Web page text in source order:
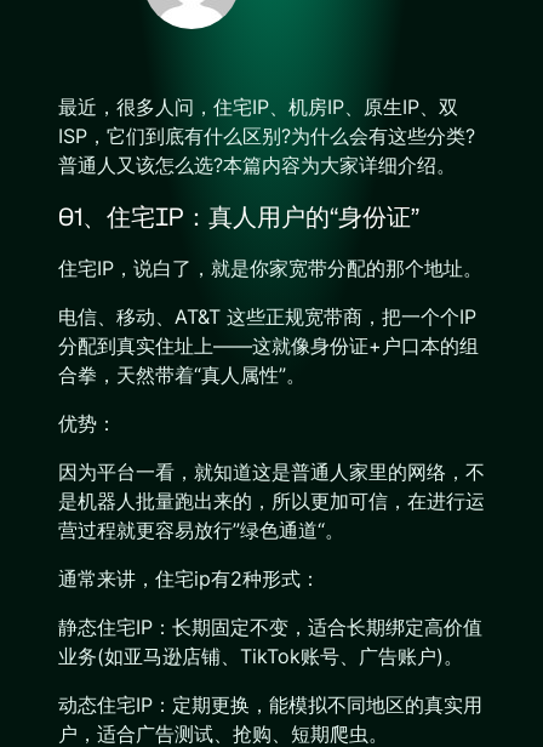
最近，很多人问，住宅IP、机房IP、原生IP、双
ISP，它们到底有什么区别?为什么会有这些分类?
普通人又该怎么选?本篇内容为大家详细介绍。
01、住宅IP：真人用户的“身份证”
住宅IP，说白了，就是你家宽带分配的那个地址。
电信、移动、AT&T 这些正规宽带商，把一个个IP
分配到真实住址上——这就像身份证+户口本的组
合拳，天然带着“真人属性”。
优势：
因为平台一看，就知道这是普通人家里的网络，不
是机器人批量跑出来的，所以更加可信，在进行运
营过程就更容易放行”绿色通道“。
通常来讲，住宅ip有2种形式：
静态住宅IP：长期固定不变，适合长期绑定高价值
业务(如亚马逊店铺、TikTok账号、广告账户)。
动态住宅IP：定期更换，能模拟不同地区的真实用
户，适合广告测试、抢购、短期爬虫。